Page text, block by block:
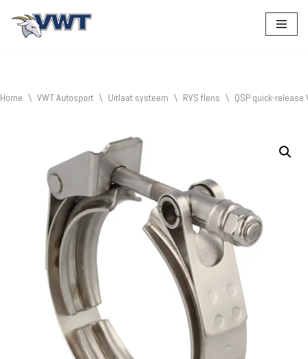
Home \ VWT Autosport \ Uitlaat systeem \ RVS flens \ QSP quick-